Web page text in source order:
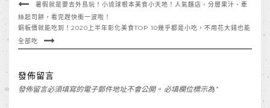
暑假就是要去外島玩！小琉球根本美食小天地！人氣麵店、分層果汁、牽
絲起司餅，看完趕快衝一波啦！
銅板價就能吃到！2020上半年彰化美食TOP 10幾乎都是小吃，不用花大錢也能
全部吃
發佈留言
發佈留言必須填寫的電子郵件地址不會公開。 必填欄位標示為 *